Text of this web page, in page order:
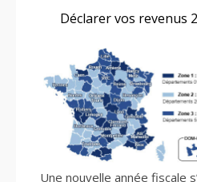
Déclarer vos revenus
Une nouvelle année fiscale